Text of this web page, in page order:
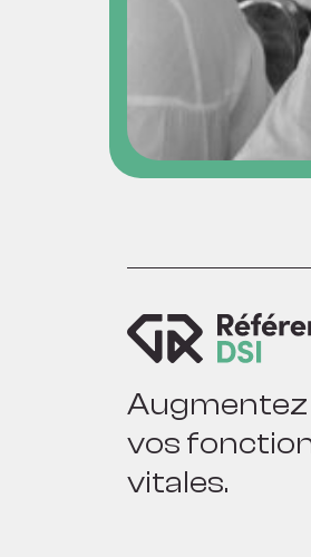
Augmentez
vos
vitales.